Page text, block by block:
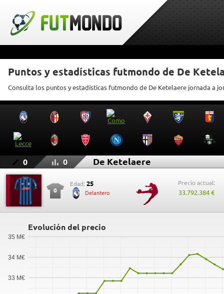
Puntos y estadísticas futmondo de De
Consulta los puntos y estadísticas futmondo de De Ketelaere jornada a
0 0 De Ketelaere
0
Edad: 25
Delantero
Precio actual:
33.792.384 €
Evolución del precio
33 M€
34 M€
35 M€